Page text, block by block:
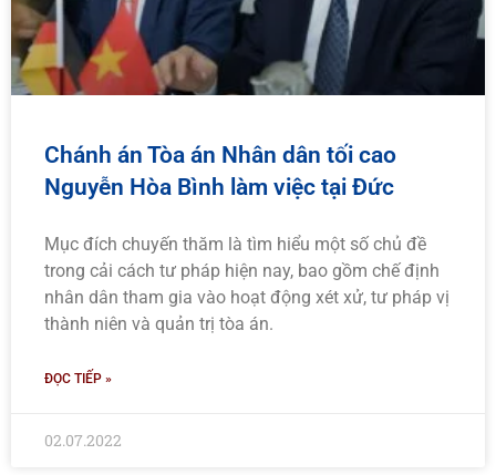
Chánh án Tòa án Nhân dân tối cao
Nguyễn Hòa Bình làm việc tại Đức
Mục đích chuyến thăm là tìm hiểu một số chủ đề
trong cải cách tư pháp hiện nay, bao gồm chế định
nhân dân tham gia vào hoạt động xét xử, tư pháp vị
thành niên và quản trị tòa án.
ĐỌC TIẾP »
02.07.2022